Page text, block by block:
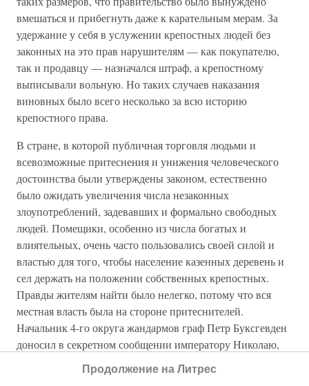
вмешаться и прибегнуть даже к карательным мерам. За
удержание у себя в услужении крепостных людей без
законных на это прав нарушителям — как покупателю,
так и продавцу — назначался штраф, а крепостному
выписывали вольную. Но таких случаев наказания
виновных было всего несколько за всю историю
крепостного права.
В стране, в которой публичная торговля людьми и
всевозможные притеснения и унижения человеческого
достоинства были утверждены законом, естественно
было ожидать увеличения числа незаконных
злоупотреблений, задевавших и формально свободных
людей. Помещики, особенно из числа богатых и
влиятельных, очень часто пользовались своей силой и
властью для того, чтобы население казенных деревень и
сел держать на положении собственных крепостных.
Правды жителям найти было нелегко, потому что вся
местная власть была на стороне притеснителей.
Начальник 4-го округа жандармов граф Петр Буксгевден
доносил в секретном сообщении императору Николаю,
четырехсот тысячвольных людей, которые, зная
Продолжение на Литрес